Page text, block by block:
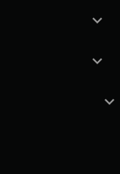


